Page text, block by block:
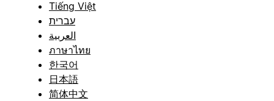
Tiếng Việt
עברית
العربية
ภาษาไทย
한국어
日本語
简体中文